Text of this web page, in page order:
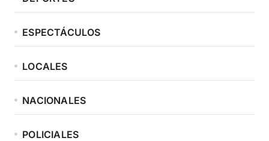
ESPECTÁCULOS
LOCALES
NACIONALES
POLICIALES